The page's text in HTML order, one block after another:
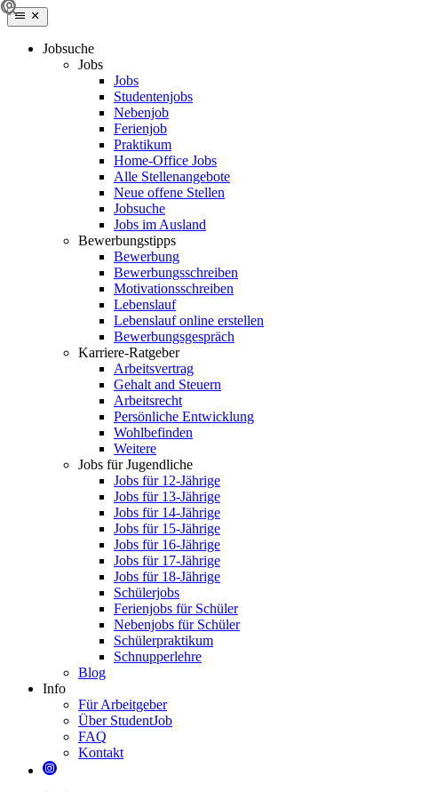
Jobsuche
Jobs
Jobs
Studentenjobs
Nebenjob
Ferienjob
Praktikum
Home-Office Jobs
Alle Stellenangebote
Neue offene Stellen
Jobsuche
Jobs im Ausland
Bewerbungstipps
Bewerbung
Bewerbungsschreiben
Motivationsschreiben
Lebenslauf
Lebenslauf online erstellen
Bewerbungsgespräch
Karriere-Ratgeber
Arbeitsvertrag
Gehalt and Steuern
Arbeitsrecht
Persönliche Entwicklung
Wohlbefinden
Weitere
Jobs für Jugendliche
Jobs für 12-Jährige
Jobs für 13-Jährige
Jobs für 14-Jährige
Jobs für 15-Jährige
Jobs für 16-Jährige
Jobs für 17-Jährige
Jobs für 18-Jährige
Schülerjobs
Ferienjobs für Schüler
Nebenjobs für Schüler
Schülerpraktikum
Schnupperlehre
Blog
Info
Für Arbeitgeber
Über StudentJob
FAQ
Kontakt